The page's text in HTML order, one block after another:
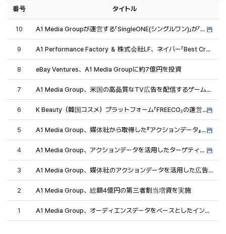
番号 タイトル
10 A1 Media Groupが運営する「SingleONE(シングルワン)」が「2025年大韓民国デジタル広告大賞(KODAF)」のマーケティングテック部門で大賞を受賞！
9 A1 Performance Factory ＆ 株式会社LF、ネイバー「Best Creative-SA」を受賞
8 eBay Ventures、A1 Media Groupに約7億円を投資
7 A1 Media Group、米国の高品質なTV広告を配信するゲーム広告プラットフォーム“PlayerWON™” と日本および韓国市場において独占販売契約を締結
6 K Beauty（韓国コスメ）プラットフォーム「FREECO」の運営会社「ELINHA」が、第三者割当による資金調達を実施
5 A1 Media Group、媒体社から取得した『アクションデータ』の分析結果を発表
4 A1 Media Group、アクションデータを活用したターゲティング広告商品『A1 DEEP READING Ads』をリリース
3 A1 Media Group、媒体社のアクションデータを活用した広告商品『Brand Boost X（BBX）』の導入メディア数が50メディアを突破
2 A1 Media Group、総額4億円の第三者割当増資を実施
1 A1 Media Group、オーディエンスデータをベースとしたインターネット広告提供装置・手法で特許を取得